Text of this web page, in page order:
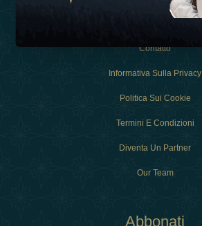
Contatto
Informativa Sulla Privacy
Politica Sui Cookie
Termini E Condizioni
Diventa Un Partner
Our Team
Abbonati